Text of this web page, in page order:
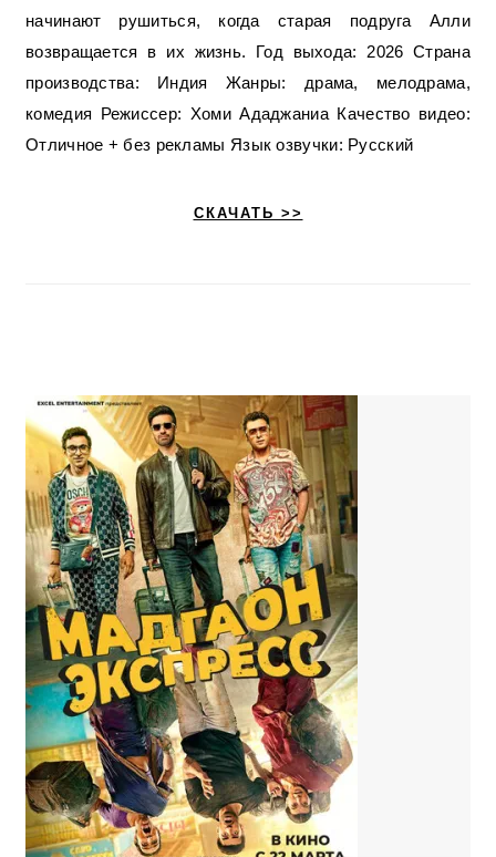
начинают рушиться, когда старая подруга Алли
возвращается в их жизнь. Год выхода: 2026 Страна
производства: Индия Жанры: драма, мелодрама,
комедия Режиссер: Хоми Ададжаниа Качество видео:
Отличное + без рекламы Язык озвучки: Русский
СКАЧАТЬ >>